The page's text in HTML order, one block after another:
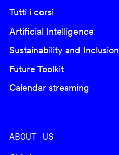
Tutti i corsi
Artificial Intelligence
Sustainability and Inclusion
Future Toolkit
Calendar streaming
ABOUT US